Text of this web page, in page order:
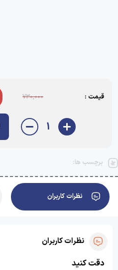
قیمت : 730,000
1
برچسب ها:
نظرات کاربران
نظرات کاربران
دقت کنید